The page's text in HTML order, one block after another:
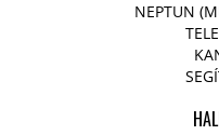
NEPTUN